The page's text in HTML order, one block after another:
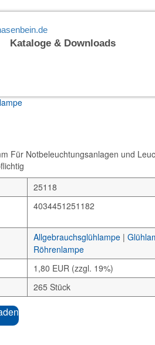
Kataloge & Downloads
Für Notbeleuchtungsanlagen und
25118
4034451251182
Allgebrauchsglühlampe |
Röhrenlampe
1,80 EUR (zzgl. 19%)
265 Stück